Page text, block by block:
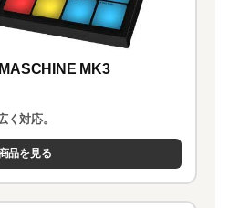
MK3
対応。
品を見る